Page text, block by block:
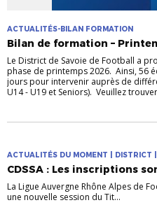
ACTUALITÉS-BILAN FORMATION
Bilan de formation –
Le District de Savoie de Football a
phase de printemps 2026. Ainsi, 56
jours pour intervenir auprès de
U14 - U19 et Seniors). Veuillez
ACTUALITÉS DU MOMENT | DISTRICT
CDSSA : Les inscriptions
La Ligue Auvergne Rhône Alpes de
une nouvelle session du Tit...